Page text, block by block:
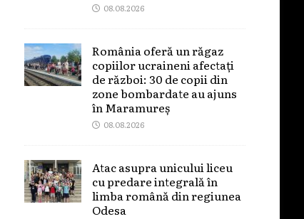
08.08.2026
România oferă un răgaz
copiilor ucraineni afectați
de război: 30 de copii din
zone bombardate au ajuns
în Maramureș
08.08.2026
Atac asupra unicului liceu
cu predare integrală în
limba română din regiunea
Odesa